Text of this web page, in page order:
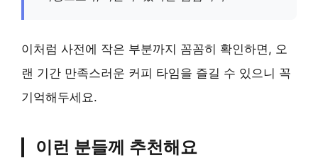
이처럼 사전에 작은 부분까지 꼼꼼히 확인하면, 오
랜 기간 만족스러운 커피 타임을 즐길 수 있으니 꼭
기억해두세요.
이런 분들께 추천해요